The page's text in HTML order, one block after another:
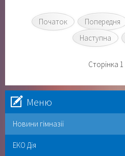
Початок Попередня
Наступна
Сторінка 1
Меню
Новини гімназії
ЕКО Дія